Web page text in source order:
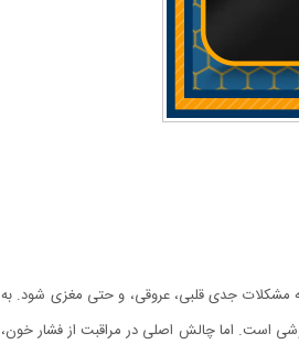
مشکلات جدی قلبی، عروقی، و حتی مغزی شود. به
است. اما چالش اصلی در مراقبت از فشار خون،